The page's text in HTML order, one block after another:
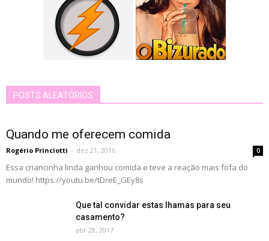
POSTS ALEATÓRIOS
Quando me oferecem comida
Rogério Princiotti - dez 21, 2016 0
Essa criancinha linda ganhou comida e teve a reação mais fofa do
mundo! https://youtu.be/tDreE_GEy8s
Que tal convidar estas lhamas para seu
casamento?
abr 28, 2017